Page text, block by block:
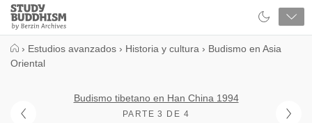
Close
Study
Buddhism
› Estudios avanzados › Historia y cultura › Budismo en Asia
Oriental
Budismo tibetano en Han China 1994
PARTE 3 DE 4